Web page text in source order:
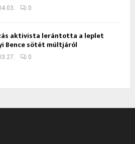
0
aktivista lerántotta a leplet
Bence sötét múltjáról
0